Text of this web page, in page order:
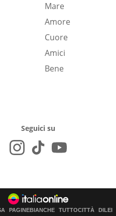
Mare
Amore
Cuore
Amici
Bene
Seguici su
PAGINEBIANCHE TUTTOCITTÀ DILEI